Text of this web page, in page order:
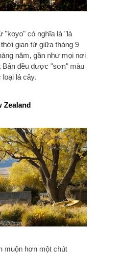
"koyo" có nghĩa là "lá
gian từ giữa tháng 9
năm, gần như mọi nơi
Bản đều được "sơn" màu
lá cây.
Zealand
muộn hơn một chút